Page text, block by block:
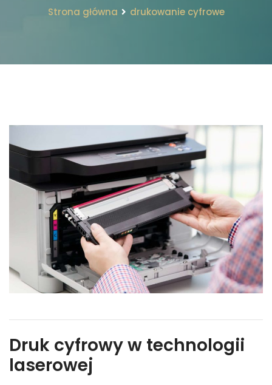
Strona główna drukowanie cyfrowe
Druk cyfrowy w technologii
laserowej